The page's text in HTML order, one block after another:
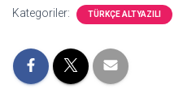
Kategoriler: TÜRKÇE ALTYAZILI